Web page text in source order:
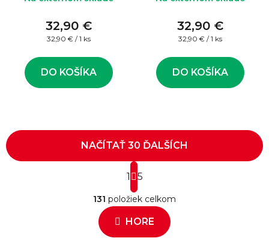
32,90 €
Jednotková
32,90 € / 1 ks
DO KOŠÍKA
32,90 €
Jednotková
32,90 € / 1 ks
DO KOŠÍKA
O
v
l
á
d
NAČÍTAŤ 30 ĎALŠÍCH
S
t
r
á
k
o
1 5
131 položiek celkom
HORE